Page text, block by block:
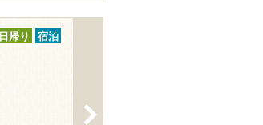
日帰り 宿泊